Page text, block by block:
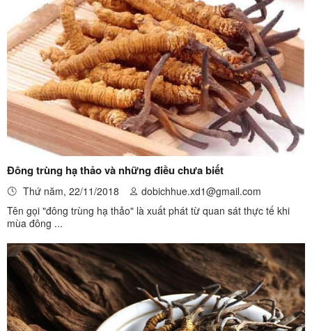
Đông trùng hạ thảo và những điều chưa biết
Thứ năm, 22/11/2018
dobichhue.xd1@gmail.com
Tên gọi "đông trùng hạ thảo" là xuất phát từ quan sát thực tế khi
mùa đông ...